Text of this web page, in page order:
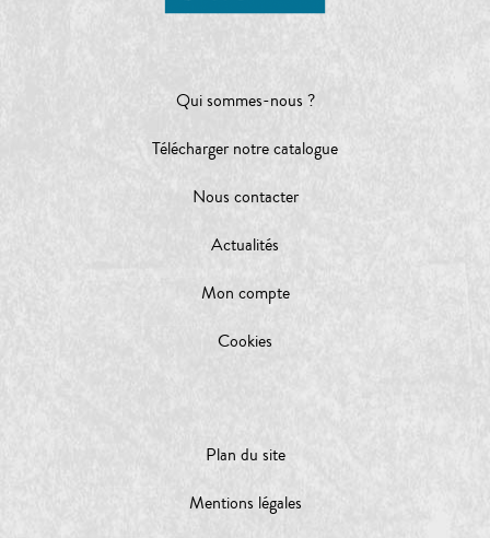
Qui sommes-nous ?
Télécharger notre catalogue
Nous contacter
Actualités
Mon compte
Cookies
Plan du site
Mentions légales